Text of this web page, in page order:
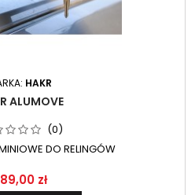
HAKR
ALUMOVE
(0)
DO RELINGÓW
zł